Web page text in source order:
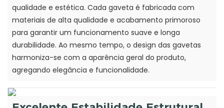
qualidade e estética. Cada gaveta é fabricada com
materiais de alta qualidade e acabamento primoroso
para garantir um funcionamento suave e longa
durabilidade. Ao mesmo tempo, o design das gavetas
harmoniza-se com a aparência geral do produto,
agregando elegância e funcionalidade.